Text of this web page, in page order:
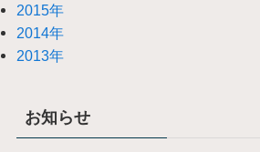
2015年
2014年
2013年
お知らせ